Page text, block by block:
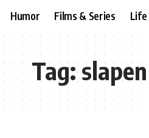
Humor Films & Series Life
Tag:slapen